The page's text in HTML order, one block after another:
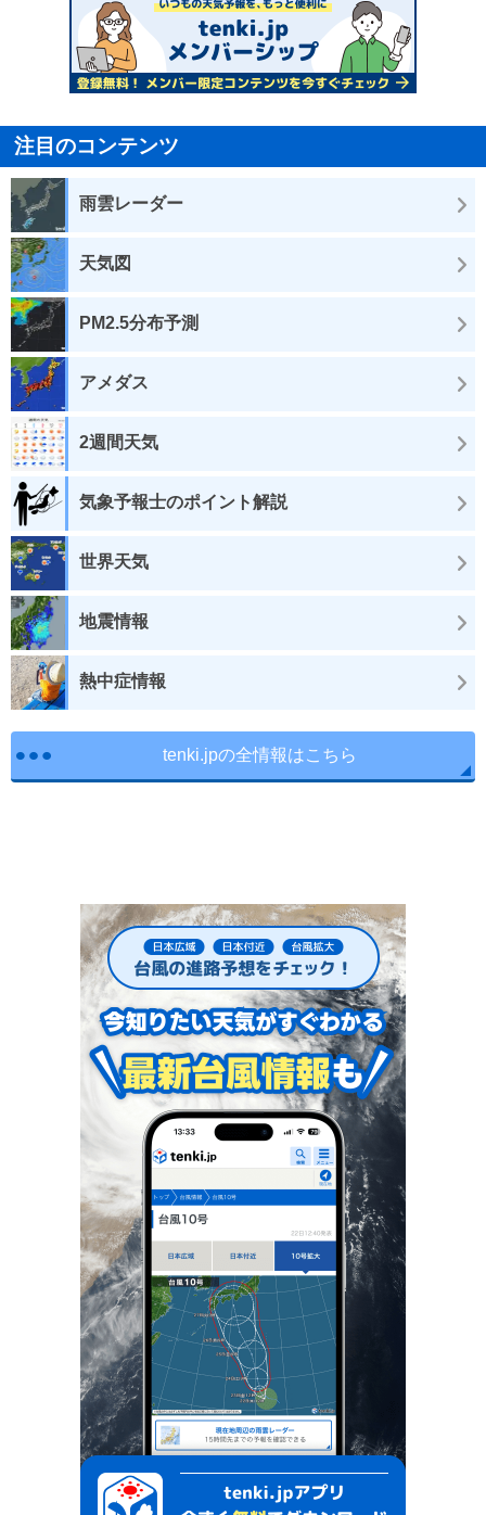
注目のコンテンツ
雨雲レーダー
天気図
PM2.5分布予測
アメダス
2週間天気
気象予報士のポイント解説
世界天気
地震情報
熱中症情報
tenki.jpの全情報はこちら